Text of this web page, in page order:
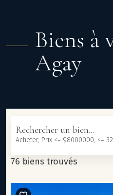
Biens à
Agay
Rechercher un bien...
76 biens trouvés